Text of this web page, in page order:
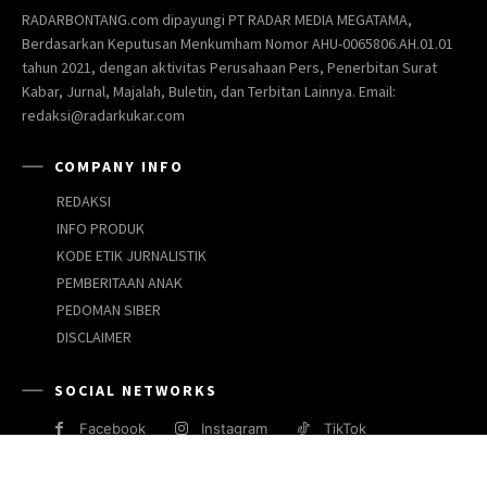
RADARBONTANG.com dipayungi PT RADAR MEDIA MEGATAMA,
Berdasarkan Keputusan Menkumham Nomor AHU-0065806.AH.01.01
tahun 2021, dengan aktivitas Perusahaan Pers, Penerbitan Surat
Kabar, Jurnal, Majalah, Buletin, dan Terbitan Lainnya. Email:
redaksi@radarkukar.com
COMPANY INFO
REDAKSI
INFO PRODUK
KODE ETIK JURNALISTIK
PEMBERITAAN ANAK
PEDOMAN SIBER
DISCLAIMER
SOCIAL NETWORKS
Facebook Instagram TikTok